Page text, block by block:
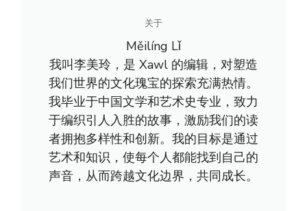
关于
Měilíng Lǐ
我叫李美玲，是 Xawl 的编辑，对塑造
我们世界的文化瑰宝的探索充满热情。
我毕业于中国文学和艺术史专业，致力
于编织引人入胜的故事，激励我们的读
者拥抱多样性和创新。我的目标是通过
艺术和知识，使每个人都能找到自己的
声音，从而跨越文化边界，共同成长。